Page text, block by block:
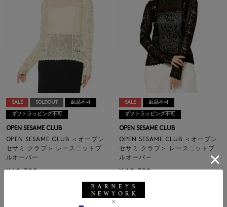
SALE SOLDOUT 返品不可
ギフトラッピング不可
OPEN SESAME CLUB
OPEN SESAME CLUB ＜オープン
セサミ クラブ＞ レースニットプ
ルオーバー
¥40,700
SALE 返品不可
ギフトラッピング不可
OPEN SESAME CLUB
OPEN SESAME CLUB ＜オープン
セサミ クラブ＞ レースニットプ
ルオーバー
¥40,700
¥24,420